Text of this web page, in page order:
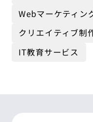
Webマーケティン
クリエイティブ制
IT教育サービス